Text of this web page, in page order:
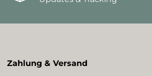
Zahlung & Versand